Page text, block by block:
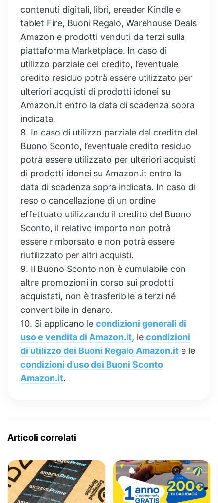
contenuti digitali, libri, ereader Kindle e
tablet Fire, Buoni Regalo, Warehouse Deals
Amazon e prodotti venduti da terzi sulla
piattaforma Marketplace. In caso di
utilizzo parziale del credito, l’eventuale
credito residuo potrà essere utilizzato per
ulteriori acquisti di prodotti idonei su
Amazon.it entro la data di scadenza sopra
indicata.
8. In caso di utilizzo parziale del credito del
Buono Sconto, l’eventuale credito residuo
potrà essere utilizzato per ulteriori acquisti
di prodotti idonei su Amazon.it entro la
data di scadenza sopra indicata. In caso di
reso o cancellazione di un ordine
effettuato utilizzando il credito del Buono
Sconto, il relativo importo non potrà
essere rimborsato e non potrà essere
riutilizzato per altri acquisti.
9. Il Buono Sconto non è cumulabile con
altre promozioni in corso sui prodotti
acquistati, non è trasferibile a terzi né
convertibile in denaro.
10. Si applicano le condizioni generali di
uso e vendita di Amazon.it, le condizioni
di utilizzo dei Buoni Regalo Amazon.it e le
condizioni d’uso dei Buoni Sconto
Amazon.it.
Articoli correlati